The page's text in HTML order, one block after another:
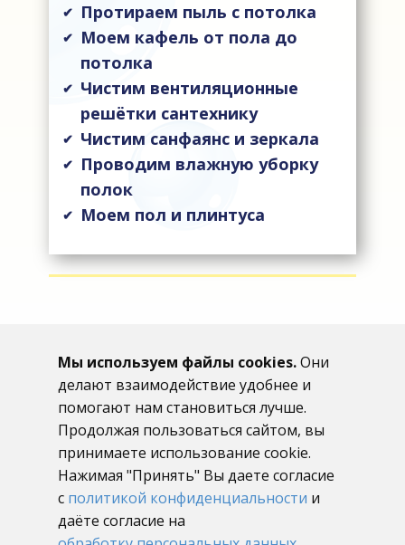
✔ Протираем пыль с потолка
✔ Моем кафель от пола до
потолка
✔ Чистим вентиляционные
решётки сантехнику
✔ Чистим санфаянс и зеркала
✔ Проводим влажную уборку
полок
✔ Моем пол и плинтуса
+79658220322
Услуги клининга в Новосибирске
Мы используем файлы cookies.Они
делают взаимодействие удобнее и
помогают нам становиться лучше.
Продолжая пользоваться сайтом, вы
принимаете использование cookie.
Нажимая "Принять" Вы даете согласие
с политикой конфиденциальности и
даёте согласие на